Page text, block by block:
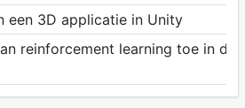
een 3D applicatie in Unity
reinforcement learning toe in de